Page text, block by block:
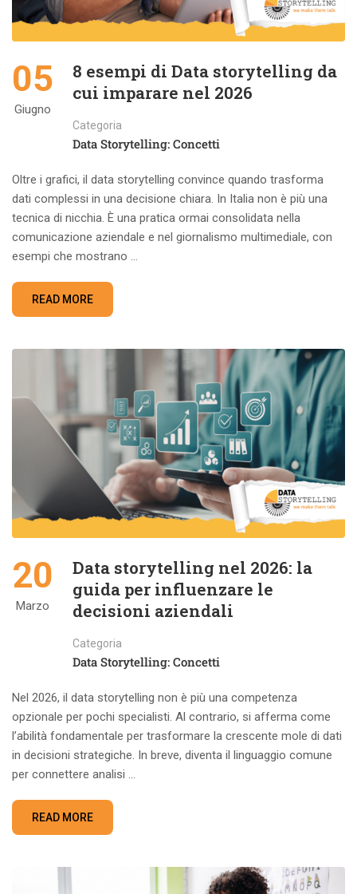
05
Giugno
8 esempi di Data storytelling da
cui imparare nel 2026
Categoria
Data Storytelling: Concetti
Oltre i grafici, il data storytelling convince quando trasforma
dati complessi in una decisione chiara. In Italia non è più una
tecnica di nicchia. È una pratica ormai consolidata nella
comunicazione aziendale e nel giornalismo multimediale, con
esempi che mostrano …
READ MORE
20
Marzo
Data storytelling nel 2026: la
guida per influenzare le
decisioni aziendali
Categoria
Data Storytelling: Concetti
Nel 2026, il data storytelling non è più una competenza
opzionale per pochi specialisti. Al contrario, si afferma come
l’abilità fondamentale per trasformare la crescente mole di dati
in decisioni strategiche. In breve, diventa il linguaggio comune
per connettere analisi …
READ MORE